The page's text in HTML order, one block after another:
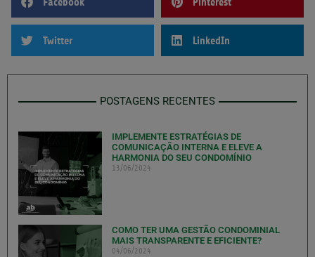
Twitter LinkedIn
POSTAGENS RECENTES
IMPLEMENTE ESTRATÉGIAS DE
COMUNICAÇÃO INTERNA E ELEVE A
HARMONIA DO SEU CONDOMÍNIO
13/06/2024
COMO TER UMA GESTÃO CONDOMINIAL
MAIS TRANSPARENTE E EFICIENTE?
04/06/2024